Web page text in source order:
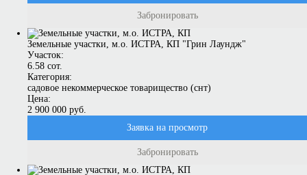
Забронировать
Земельные участки, м.о. ИСТРА, КП "Грин Лаундж"
Участок:
6.58 сот.
Категория:
садовое некоммерческое товарищество (снт)
Цена:
2 900 000 руб.
Заявка на просмотр
Забронировать